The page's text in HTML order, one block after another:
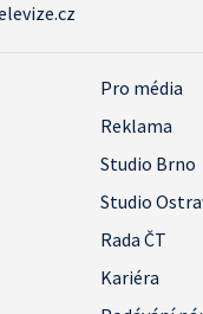
Pro média
Reklama
Studio Brno
Studio
Rada ČT
Kariéra